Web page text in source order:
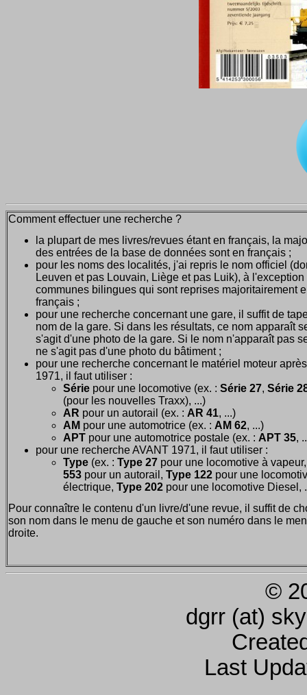
Comment effectuer une recherche ?
la plupart de mes livres/revues étant en français, la
des entrées de la base de données sont en français ;
pour les noms des localités, j'ai repris le nom officiel
Leuven et pas Louvain, Liège et pas Luik), à l'exception
communes bilingues qui sont reprises majoritairement
français ;
pour une recherche concernant une gare, il suffit de
nom de la gare. Si dans les résultats, ce nom apparaît
s'agit d'une photo de la gare. Si le nom n'apparaît pas
ne s'agit pas d'une photo du bâtiment ;
pour une recherche concernant le matériel moteur après
1971, il faut utiliser :
Série pour une locomotive (ex. : Série 27, Série
(pour les nouvelles Traxx), ...)
AR pour un autorail (ex. : AR 41, ...)
AM pour une automotrice (ex. : AM 62, ...)
APT pour une automotrice postale (ex. : APT 35,
pour une recherche AVANT 1971, il faut utiliser :
Type (ex. : Type 27 pour une locomotive à
553 pour un autorail, Type 122 pour une
électrique, Type 202 pour une locomotive Diesel,
Pour connaître le contenu d'un livre/d'une revue, il suffit de
son nom dans le menu de gauche et son numéro dans le
droite.
©
dgrr (at)
Last